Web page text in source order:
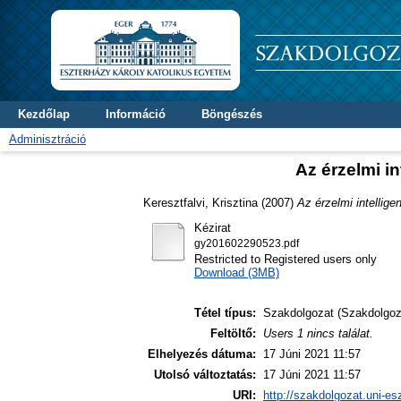
Kezdőlap Információ
Böngészés
Adminisztráció
Az érzelmi
Keresztfalvi, Krisztina (2007) Az érzelmi
Kézirat
gy201602290523.pdf
Restricted to Registered users only
Download (3MB)
Tétel típus: Szakdolgozat
Feltöltő:
Users 1 nincs találat.
Elhelyezés dátuma:
17 Júni 2021 11:57
Utolsó változtatás:
17 Júni 2021 11:57
URI:
http://szakdolgozat.uni-